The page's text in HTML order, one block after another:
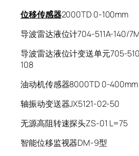
位移传感器2000TD 0-100mm
导波雷达液位计704-511A-140/
导波雷达液位计变送单元705-
108
油动机传感器8000TD 0-400mm
轴振动变送器JX5121-02-50
无源高阻转速探头ZS-01 L=75
智能位移监视器DM-9型